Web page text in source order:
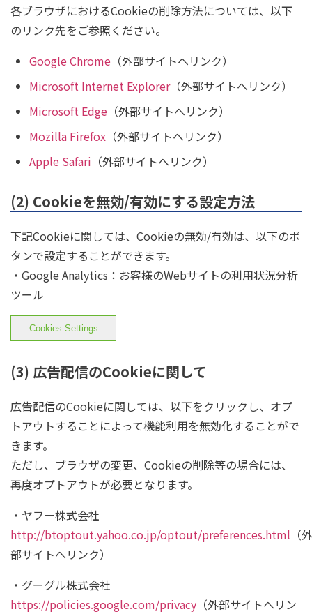
各ブラウザにおけるCookieの削除方法については、以下
のリンク先をご参照ください。
Google Chrome （外部サイトへリンク）
Microsoft Internet Explorer（外部サイトへリンク）
Microsoft Edge （外部サイトへリンク）
Mozilla Firefox （外部サイトへリンク）
Apple Safari （外部サイトへリンク）
(2) Cookieを無効/有効にする設定方法
下記Cookieに関しては、Cookieの無効/有効は、以下のボ
タンで設定することができます。
・Google Analytics：お客様のWebサイトの利用状況分析
ツール
Cookies Settings
(3) 広告配信のCookieに関して
広告配信のCookieに関しては、以下をクリックし、オプ
トアウトすることによって機能利用を無効化することがで
きます。
ただし、ブラウザの変更、Cookieの削除等の場合には、
再度オプトアウトが必要となります。
・ヤフー株式会社
http://btoptout.yahoo.co.jp/optout/preferences.html （外
部サイトへリンク）
・グーグル株式会社
https://policies.google.com/privacy （外部サイトへリン